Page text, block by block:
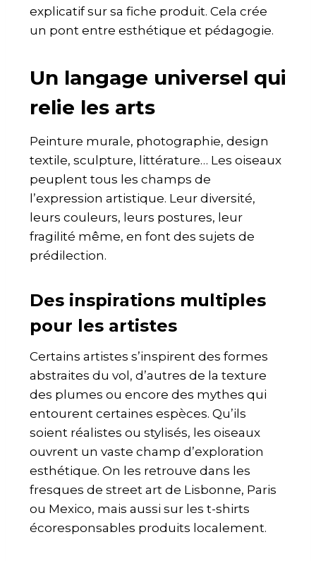
explicatif sur sa fiche produit. Cela crée
un pont entre esthétique et pédagogie.
Un langage universel qui
relie les arts
Peinture murale, photographie, design
textile, sculpture, littérature… Les oiseaux
peuplent tous les champs de
l’expression artistique. Leur diversité,
leurs couleurs, leurs postures, leur
fragilité même, en font des sujets de
prédilection.
Des inspirations multiples
pour les artistes
Certains artistes s’inspirent des formes
abstraites du vol, d’autres de la texture
des plumes ou encore des mythes qui
entourent certaines espèces. Qu’ils
soient réalistes ou stylisés, les oiseaux
ouvrent un vaste champ d’exploration
esthétique. On les retrouve dans les
fresques de street art de Lisbonne, Paris
ou Mexico, mais aussi sur les t-shirts
écoresponsables produits localement.